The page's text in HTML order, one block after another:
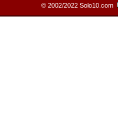
© 2002/2022 Solo10.com